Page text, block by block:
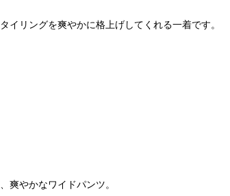
イリングを爽やかに格上げしてくれる一着です。
爽やかなワイドパンツ。